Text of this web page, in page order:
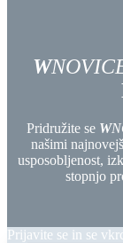
W
Pridružite se W
našimi
usposobljenost,
stopnjo
Prijavite se in se